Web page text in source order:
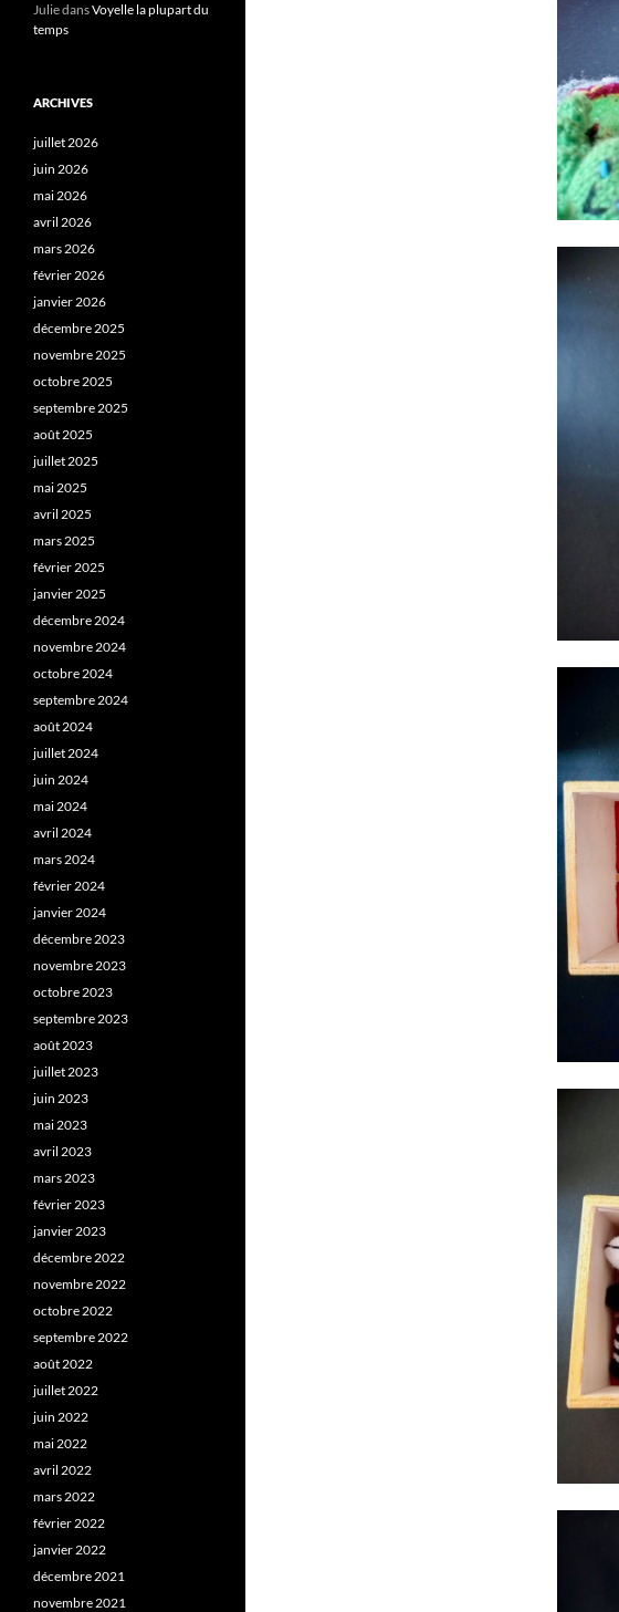
JuliedansVoyelle la plupart du
temps
ARCHIVES
juillet 2026
juin 2026
mai 2026
avril 2026
mars 2026
février 2026
janvier 2026
décembre 2025
novembre 2025
octobre 2025
septembre 2025
août 2025
juillet 2025
mai 2025
avril 2025
mars 2025
février 2025
janvier 2025
décembre 2024
novembre 2024
octobre 2024
septembre 2024
août 2024
juillet 2024
juin 2024
mai 2024
avril 2024
mars 2024
février 2024
janvier 2024
décembre 2023
novembre 2023
octobre 2023
septembre 2023
août 2023
juillet 2023
juin 2023
mai 2023
avril 2023
mars 2023
février 2023
janvier 2023
décembre 2022
novembre 2022
octobre 2022
septembre 2022
août 2022
juillet 2022
juin 2022
mai 2022
avril 2022
mars 2022
février 2022
janvier 2022
décembre 2021
novembre 2021